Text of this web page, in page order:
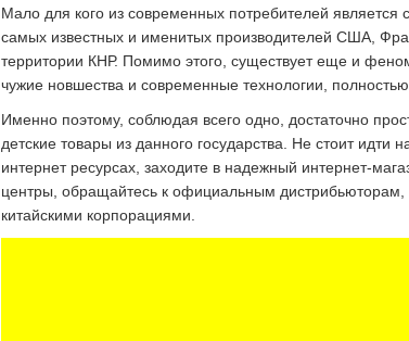
Мало для кого из современных потребителей является
самых известных и именитых производителей США,
территории КНР. Помимо этого, существует еще и
чужие новшества и современные технологии, полностью
Именно поэтому, соблюдая всего одно, достаточно
детские товары из данного государства. Не стоит идти
интернет ресурсах, заходите в надежный интернет-
центры, обращайтесь к официальным дистрибьюторам,
китайскими корпорациями.